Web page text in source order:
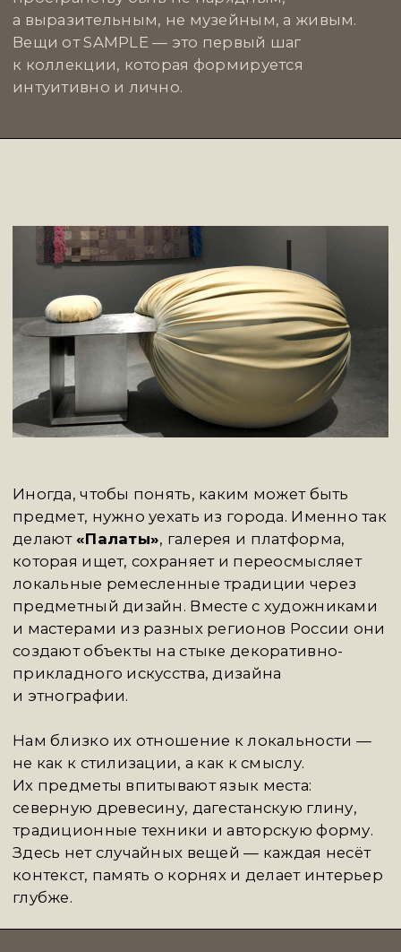
пространства с чётким пониманием
контекста и духа места. Их проекты — это
больше, чем здания: это живые истории,
в которых встречаются традиции
и современность, функциональность
и выразительность.
Их подход впечатляет глубиной и уважением
к истории, одновременно открывая новые
возможности для развития среды. Это
команда, к которой обращаются те, кто хочет
видеть в пространстве не просто
конструкцию, а продуманное, живое
Галерея коллекционного дизайна и ателье
премиальных интерьеров FIFTH AVENUE
работает как культурный медиатор,
европейские интерьерные дома — LIAIGRE,
PROMEMORIA, OBUMEX, BRUNO MOINARD
EDITIONS, а также знаковых дизайнеров
и авторские мастерские.
Мы ценим Fifth Avenue за кураторский
пространства, которые продолжают